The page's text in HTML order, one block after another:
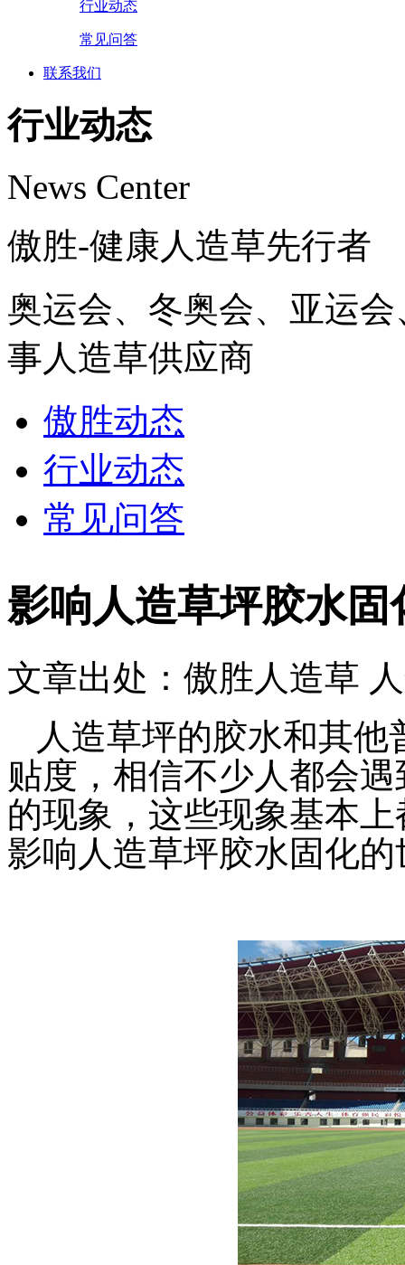
行业动态
常见问答
联系我们
行业动态
News Center
傲胜-健康人造草先行者
奥运会、冬奥会、亚运
事人造草供应商
傲胜动态
行业动态
常见问答
影响人造草坪胶水
文章出处：傲胜人造草
人造草坪的胶水和其
贴度，相信不少人都会
的现象，这些现象基本
影响人造草坪胶水固化